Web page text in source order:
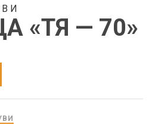
«ТЯ — 70»